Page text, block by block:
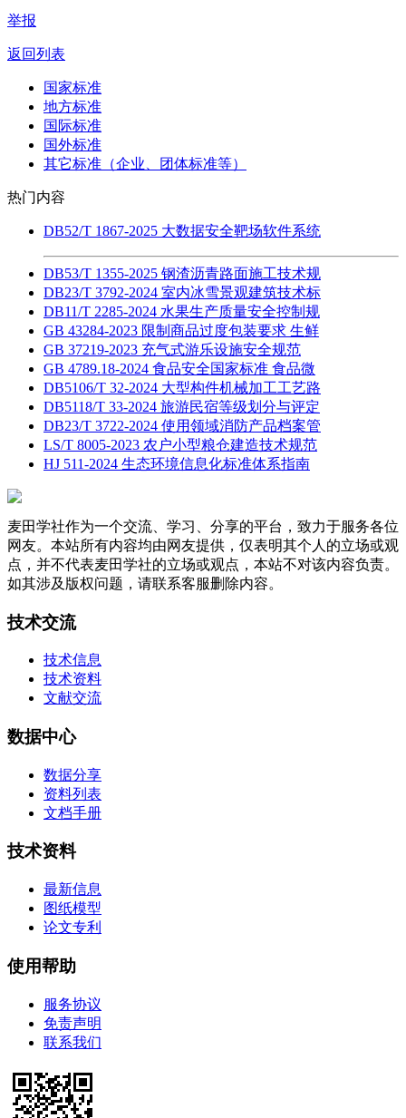
举报
返回列表
国家标准
地方标准
国际标准
国外标准
其它标准（企业、团体标准等）
热门内容
DB52/T 1867-2025 大数据安全靶场软件系统
DB53/T 1355-2025 钢渣沥青路面施工技术规
DB23/T 3792-2024 室内冰雪景观建筑技术标
DB11/T 2285-2024 水果生产质量安全控制规
GB 43284-2023 限制商品过度包装要求 生鲜
GB 37219-2023 充气式游乐设施安全规范
GB 4789.18-2024 食品安全国家标准 食品微
DB5106/T 32-2024 大型构件机械加工工艺路
DB5118/T 33-2024 旅游民宿等级划分与评定
DB23/T 3722-2024 使用领域消防产品档案管
LS/T 8005-2023 农户小型粮仓建造技术规范
HJ 511-2024 生态环境信息化标准体系指南
麦田学社作为一个交流、学习、分享的平台，致力于服务各位
网友。本站所有内容均由网友提供，仅表明其个人的立场或观
点，并不代表麦田学社的立场或观点，本站不对该内容负责。
如其涉及版权问题，请联系客服删除内容。
技术交流
技术信息
技术资料
文献交流
数据中心
数据分享
资料列表
文档手册
技术资料
最新信息
图纸模型
论文专利
使用帮助
服务协议
免责声明
联系我们